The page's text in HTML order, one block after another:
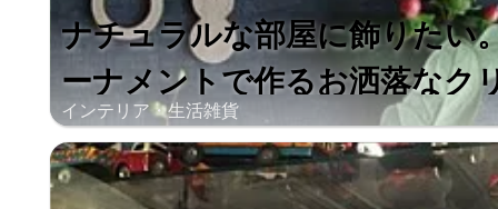
ナチュラルな部屋に飾りたい
ーナメントで作るお洒落なク
インテリア・生活雑貨